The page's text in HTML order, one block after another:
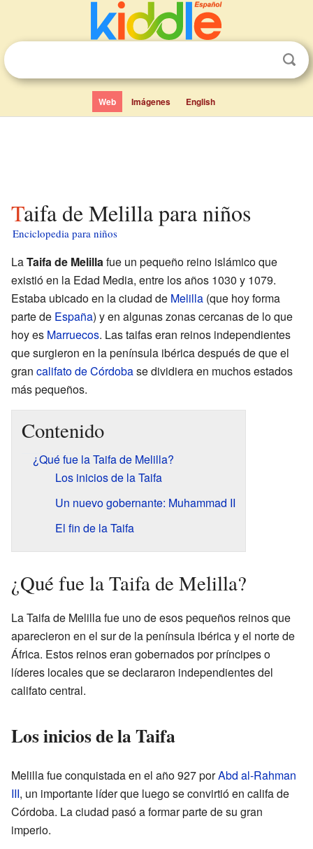
Web Imágenes English
Taifa de Melilla para niños
Enciclopedia para niños
LaTaifa de Melillafue un pequeño reino islámico que
existió en la Edad Media, entre los años 1030 y 1079.
Estaba ubicado en la ciudad de Melilla (que hoy forma
parte de España) y en algunas zonas cercanas de lo que
hoy es Marruecos. Las taifas eran reinos independientes
que surgieron en la península ibérica después de que el
gran califato de Córdobase dividiera en muchos estados
más pequeños.
Contenido
¿Qué fue la Taifa de Melilla?
Los inicios de la Taifa
Un nuevo gobernante: Muhammad II
El fin de la Taifa
¿Qué fue la Taifa de Melilla?
La Taifa de Melilla fue uno de esos pequeños reinos que
aparecieron en el sur de la península ibérica y el norte de
África. Estos reinos eran gobernados por príncipes o
líderes locales que se declararon independientes del
califato central.
Los inicios de la Taifa
Melilla fue conquistada en el año 927 porAbd al-Rahman
III, un importante líder que luego se convirtió en califa de
Córdoba. La ciudad pasó a formar parte de su gran
imperio.